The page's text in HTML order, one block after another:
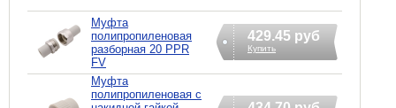
Муфта
полипропиленовая
разборная 20 PPR
FV
429.45 руб
Купить
Муфта
полипропиленовая с